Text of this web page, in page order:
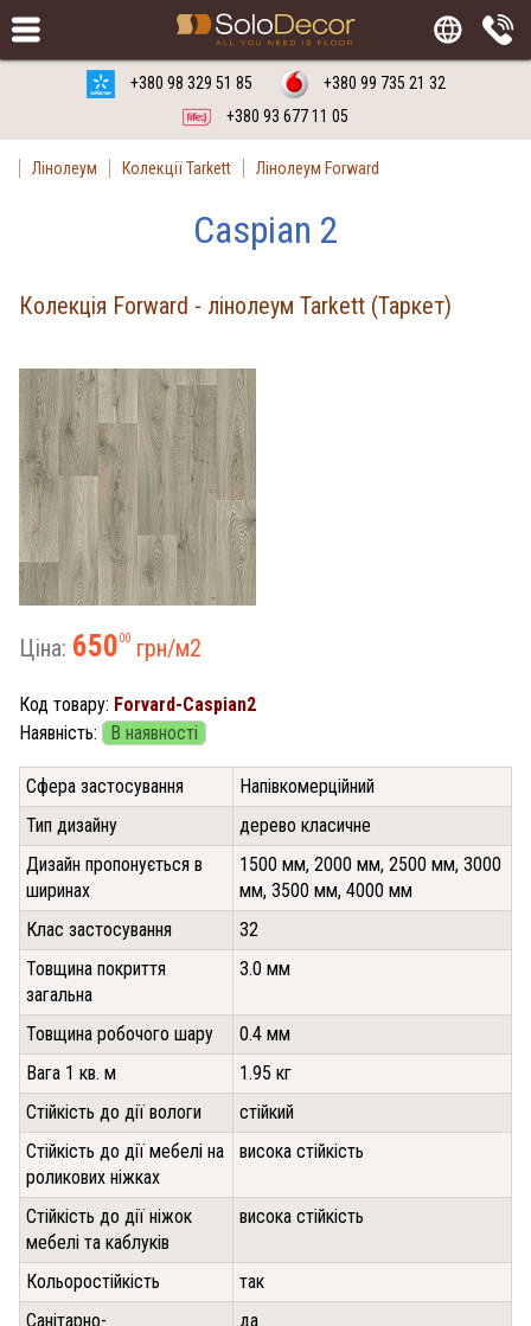
Замовити
Російська мова Українська мова
+380 98 329 51 85
+380 99 735 21 32
+380 93 677 11 05
Лінолеум Колекції Tarkett Лінолеум Forward
Caspian 2
Колекція Forward - лінолеум Tarkett (Таркет)
Ціна: 65000 грн/м2
Код товару: Forvard-Caspian2
Наявність:
В наявності
Сфера застосування
Напівкомерційний
Тип дизайну
дерево класичне
Дизайн пропонується в
ширинах
1500 мм, 2000 мм, 2500 мм, 3000
мм, 3500 мм, 4000 мм
Клас застосування
32
Товщина покриття
загальна
3.0 мм
Товщина робочого шару
0.4 мм
Вага 1 кв. м
1.95 кг
Стійкість до дії вологи
стійкий
Стійкість до дії мебелі на
роликових ніжках
висока стійкість
Стійкість до дії ніжок
мебелі та каблуків
висока стійкість
Кольоростійкість
так
Санітарно-
да